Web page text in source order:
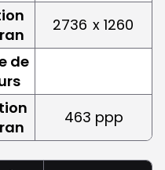
2736 x 1260
de
463 ppp